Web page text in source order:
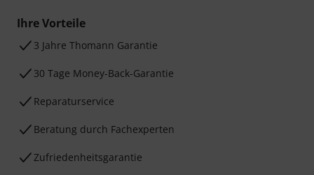
Ihre Vorteile
3 Jahre Thomann Garantie
30 Tage Money-Back-Garantie
Reparaturservice
Beratung durch Fachexperten
Zufriedenheitsgarantie